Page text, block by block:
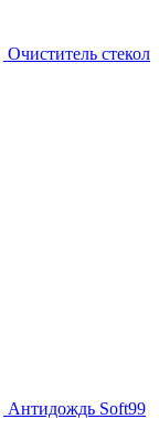
Очиститель стекол
Антидождь Soft99